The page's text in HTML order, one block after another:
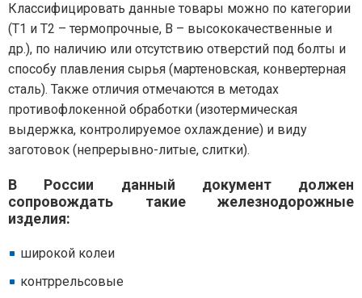
Классифицировать данные товары можно по категории
(Т1 и Т2 – термопрочные, В – высококачественные и
др.), по наличию или отсутствию отверстий под болты и
способу плавления сырья (мартеновская, конвертерная
сталь). Также отличия отмечаются в методах
противофлокенной обработки (изотермическая
выдержка, контролируемое охлаждение) и виду
заготовок (непрерывно-литые, слитки).
В России данный документ должен
сопровождать такие железнодорожные
изделия:
широкой колеи
контррельсовые